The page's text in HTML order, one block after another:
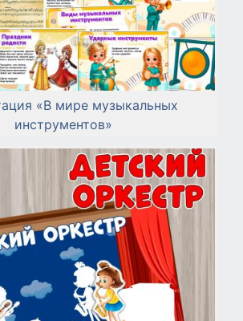
«В мире музыкальных
инструментов»